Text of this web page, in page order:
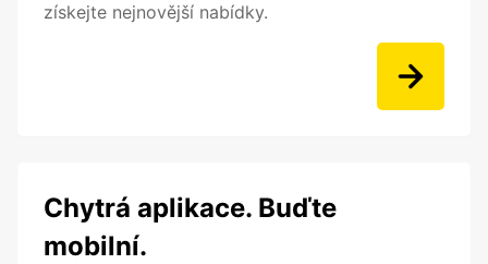
získejte nejnovější nabídky.
Chytrá aplikace. Buďte
mobilní.